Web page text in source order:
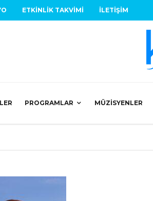
ETKINLIK TAKVIMI İLETIŞIM
PROGRAMLAR MÜZISYENLER